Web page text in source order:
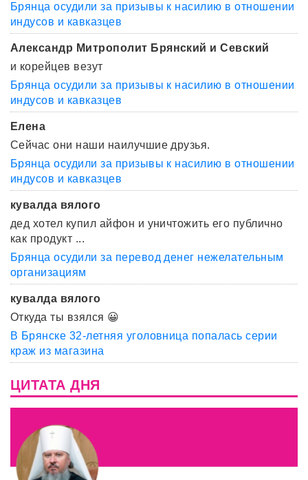
Брянца осудили за призывы к насилию в отношении
индусов и кавказцев
Александр Митрополит Брянский и Севский
и корейцев везут
Брянца осудили за призывы к насилию в отношении
индусов и кавказцев
Елена
Сейчас они наши наилучшие друзья.
Брянца осудили за призывы к насилию в отношении
индусов и кавказцев
кувалда вялого
дед хотел купил айфон и уничтожить его публично
как продукт ...
Брянца осудили за перевод денег нежелательным
организациям
кувалда вялого
Откуда ты взялся 😀
В Брянске 32-летняя уголовница попалась серии
краж из магазина
ЦИТАТА ДНЯ